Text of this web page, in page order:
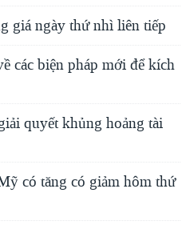
giá ngày thứ nhì liên tiếp
các biện pháp mới để kích
quyết khủng hoảng tài
có tăng có giảm hôm thứ